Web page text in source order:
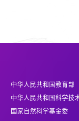
中华人民共和国教育部
中华人民共和国科学技
国家自然科学基金委